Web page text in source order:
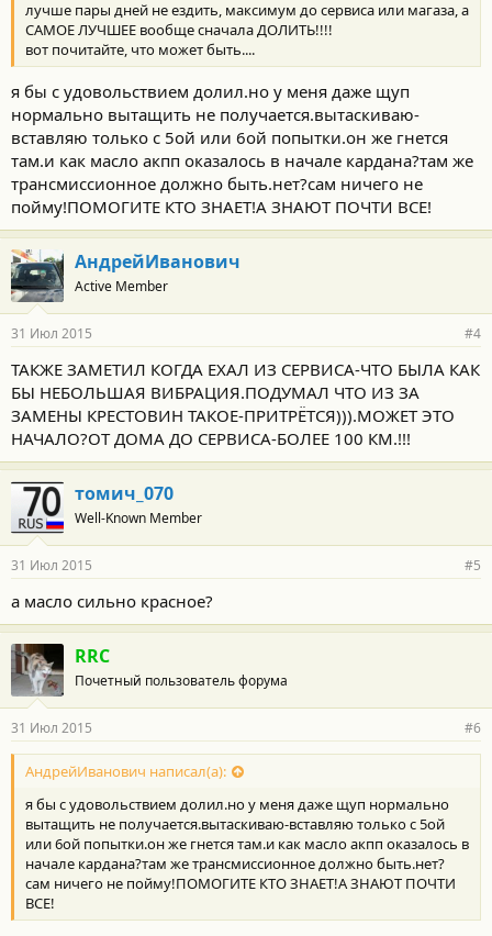
лучше пары дней не ездить, максимум до сервиса или магаза, а
САМОЕ ЛУЧШЕЕ вообще сначала ДОЛИТЬ!!!!
вот почитайте, что может быть....
я бы с удовольствием долил.но у меня даже щуп
нормально вытащить не получается.вытаскиваю-
вставляю только с 5ой или 6ой попытки.он же гнется
там.и как масло акпп оказалось в начале кардана?там же
трансмиссионное должно быть.нет?сам ничего не
пойму!ПОМОГИТЕ КТО ЗНАЕТ!А ЗНАЮТ ПОЧТИ ВСЕ!
АндрейИванович
Active Member
31 Июл 2015 #4
ТАКЖЕ ЗАМЕТИЛ КОГДА ЕХАЛ ИЗ СЕРВИСА-ЧТО БЫЛА КАК
БЫ НЕБОЛЬШАЯ ВИБРАЦИЯ.ПОДУМАЛ ЧТО ИЗ ЗА
ЗАМЕНЫ КРЕСТОВИН ТАКОЕ-ПРИТРЁТСЯ))).МОЖЕТ ЭТО
НАЧАЛО?ОТ ДОМА ДО СЕРВИСА-БОЛЕЕ 100 КМ.!!!
томич_070
Well-Known Member
31 Июл 2015 #5
а масло сильно красное?
RRC
Почетный пользователь форума
31 Июл 2015 #6
АндрейИванович написал(а):
я бы с удовольствием долил.но у меня даже щуп нормально
вытащить не получается.вытаскиваю-вставляю только с 5ой
или 6ой попытки.он же гнется там.и как масло акпп оказалось в
начале кардана?там же трансмиссионное должно быть.нет?
сам ничего не пойму!ПОМОГИТЕ КТО ЗНАЕТ!А ЗНАЮТ ПОЧТИ
ВСЕ!